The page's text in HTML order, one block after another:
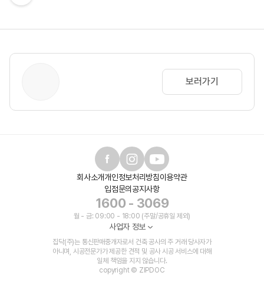
보러가기
회사소개개인정보처리방침이용약관
입점문의 공지사항
1600 - 3069
월 - 금: 09:00 - 18:00 (주말/공휴일 제외)
사업자 정보
집닥(주)는 통신판매중개자로서 건축 공사의 주 거래 당사자가
아니며, 시공전문가가 제공한 견적 및 공사 시공 서비스에 대해
일체 책임을 지지 않습니다.
copyright © ZIPDOC